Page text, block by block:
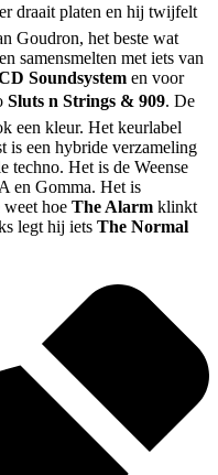
draait platen en hij twijfelt
Goudron, het beste wat
samensmelten met iets van
Soundsystem en voor
Sluts n Strings & 909. De
een kleur. Het keurlabel
is een hybride verzameling
techno. Het is de Weense
en Gomma. Het is
weet hoe The Alarm klinkt
legt hij iets The Normal